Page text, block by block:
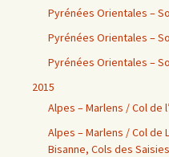
Pyrénées Orientales –
Pyrénées Orientales –
Pyrénées Orientales –
2015
Alpes – Marlens / Col de
Alpes – Marlens / Col de
Bisanne, Cols des